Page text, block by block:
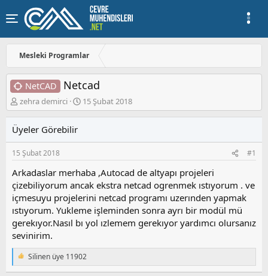
Mesleki Programlar
NetCAD Netcad
K
o
u
y
u
a
ş
l
a
t
a
n
zehra demirci
B
a
a
ı
ç
t
a
r
i
i
15 Şubat 2018
Üyeler Görebilir
15 Şubat 2018 #1
Arkadaslar merhaba ,Autocad de altyapı projeleri
çizebiliyorum ancak ekstra netcad ogrenmek ıstıyorum . ve
içmesuyu projelerini netcad programı uzerınden yapmak
ıstıyorum. Yukleme işleminden sonra ayrı bir modül mü
gerekıyor.Nasıl bı yol ızlemem gerekıyor yardımcı olursanız
sevinirim.
T
e
Silinen üye 11902